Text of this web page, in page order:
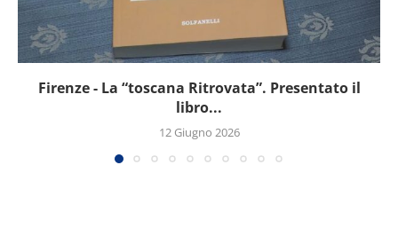
Firenze - La “toscana Ritrovata”. Presentato il
libro...
12 Giugno 2026